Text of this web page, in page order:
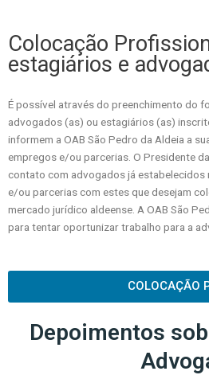
Colocação
estagiários e
É possível através do preenchimento do
advogados (as) ou estagiários (as)
informem a OAB São Pedro da Aldeia a
empregos e/ou parcerias. O Presidente
contato com advogados já estabelecidos
e/ou parcerias com estes que desejam
mercado jurídico aldeense. A OAB São
para tentar oportunizar trabalho para a
COLOCAÇÃO
Depoimentos